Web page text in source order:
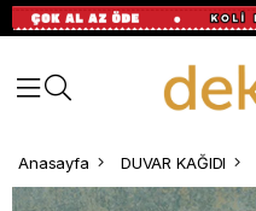
Anasayfa DUVAR KAĞIDI